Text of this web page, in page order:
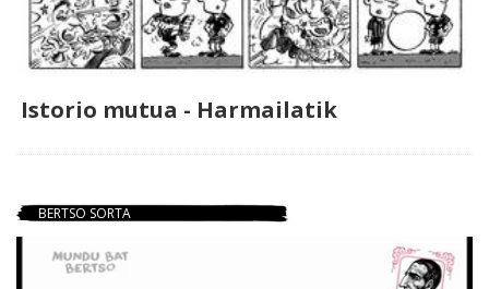
Istorio mutua - Harmailatik
BERTSO SORTA